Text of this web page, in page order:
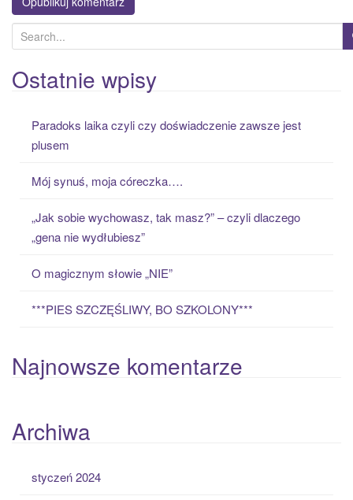
e
a
r
Ostatnie wpisy
Paradoks laika czyli czy doświadczenie zawsze jest
plusem
Mój synuś, moja córeczka….
„Jak sobie wychowasz, tak masz?” – czyli dlaczego
„gena nie wydłubiesz”
O magicznym słowie „NIE”
***PIES SZCZĘŚLIWY, BO SZKOLONY***
Najnowsze komentarze
Archiwa
styczeń 2024